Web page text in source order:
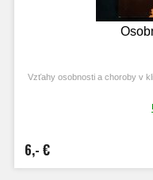
Vzťahy osobnosti a choroby v
6,- €